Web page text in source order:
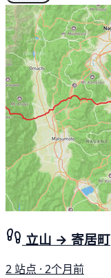
立山 → 寄居町
2 站点 · 2个月前